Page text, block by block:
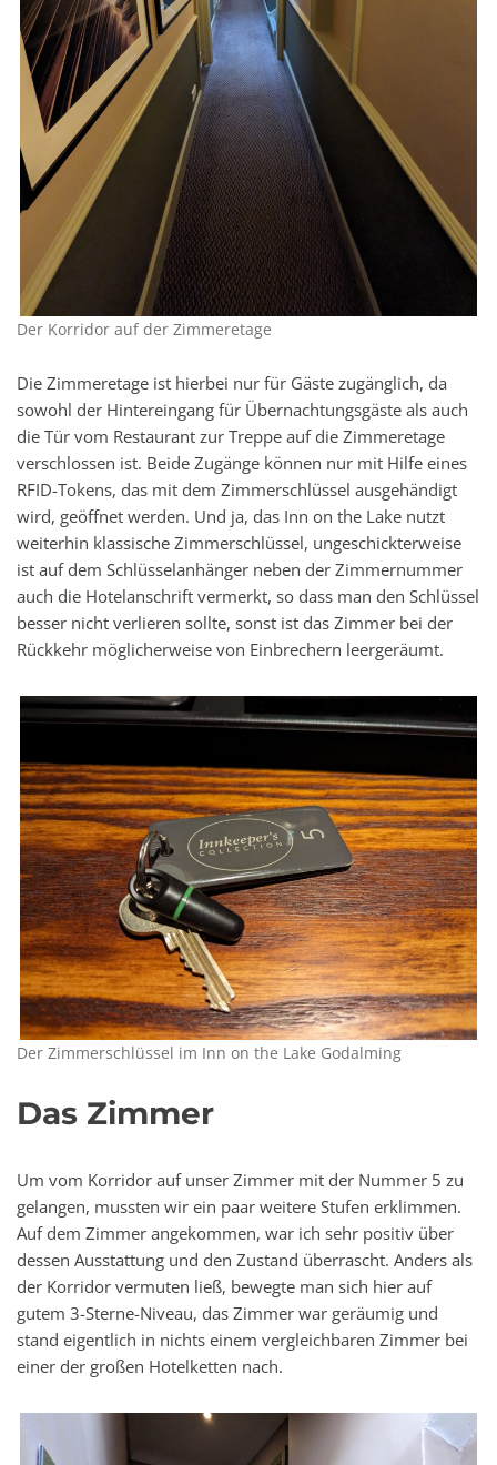
Der Korridor auf der Zimmeretage
Die Zimmeretage ist hierbei nur für Gäste zugänglich, da
sowohl der Hintereingang für Übernachtungsgäste als auch
die Tür vom Restaurant zur Treppe auf die Zimmeretage
verschlossen ist. Beide Zugänge können nur mit Hilfe eines
RFID-Tokens, das mit dem Zimmerschlüssel ausgehändigt
wird, geöffnet werden. Und ja, das Inn on the Lake nutzt
weiterhin klassische Zimmerschlüssel, ungeschickterweise
ist auf dem Schlüsselanhänger neben der Zimmernummer
auch die Hotelanschrift vermerkt, so dass man den Schlüssel
besser nicht verlieren sollte, sonst ist das Zimmer bei der
Rückkehr möglicherweise von Einbrechern leergeräumt.
Der Zimmerschlüssel im Inn on the Lake Godalming
Das Zimmer
Um vom Korridor auf unser Zimmer mit der Nummer 5 zu
gelangen, mussten wir ein paar weitere Stufen erklimmen.
Auf dem Zimmer angekommen, war ich sehr positiv über
dessen Ausstattung und den Zustand überrascht. Anders als
der Korridor vermuten ließ, bewegte man sich hier auf
gutem 3-Sterne-Niveau, das Zimmer war geräumig und
stand eigentlich in nichts einem vergleichbaren Zimmer bei
einer der großen Hotelketten nach.